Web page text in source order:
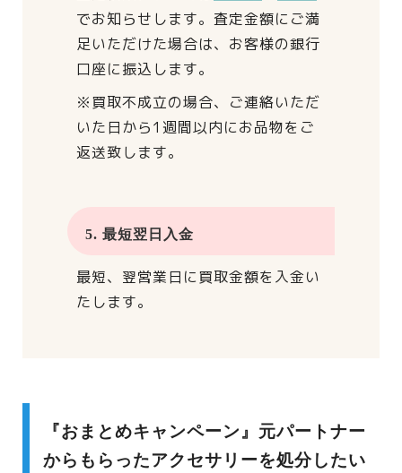
でお知らせします。 査定金額にご満
足いただけた場合は、 お客様の銀行
口座に振込します。
※買取不成立の場合、 ご連絡いただ
いた日から1週間以内にお品物をご
返送致します。
5. 最短翌日入金
最短、翌営業日に買取金額を入金い
たします。
『おまとめキャンペーン』元パートナー
からもらったアクセサリーを処分したい